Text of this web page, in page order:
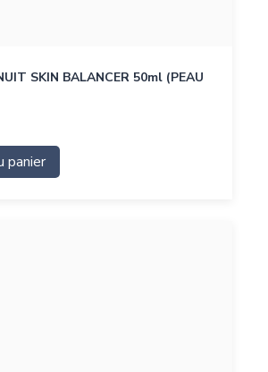
SKIN BALANCER 50ml (PEAU
panier